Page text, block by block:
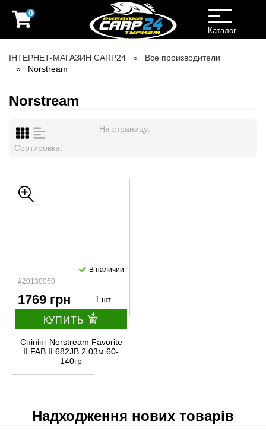
0
Toggle
navigation
Каталог
ІНТЕРНЕТ-МАГАЗИН CARP24
Все производители
Norstream
Norstream
На страницу:
Сортировка:
#20130060
В наличии
1769 грн 1 шт.
КУПИТЬ
Спінінг Norstream Favorite
II FAB II 682JB 2.03м 60-
140гр
Надходження нових товарів